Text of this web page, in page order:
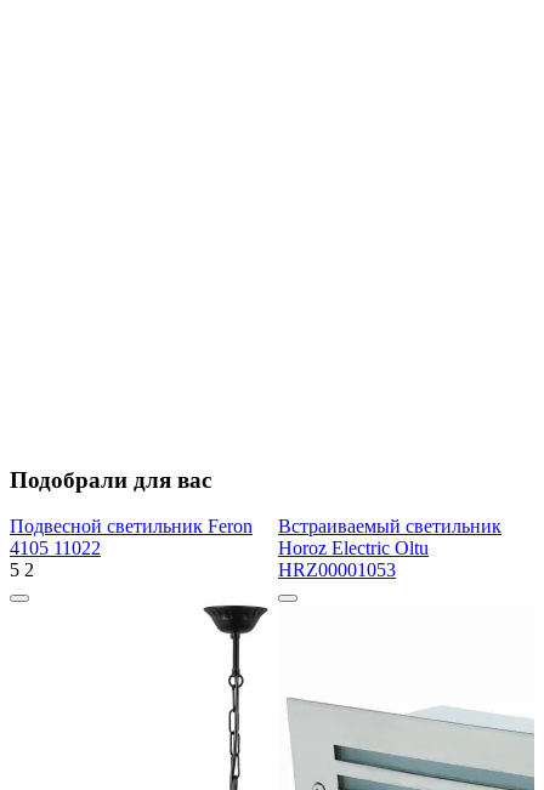
Подобрали для вас
Подвесной светильник Feron
4105 11022
5 2
Встраиваемый светильник
Horoz Electric Oltu
HRZ00001053